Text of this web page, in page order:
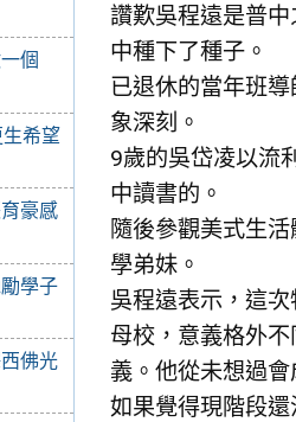
個
希望
豪感
學子
佛光
讚歎吳程遠是普
中種下了種子。
已退休的當年班
象深刻。
9歲的吳岱凌以流
中讀書的。
隨後參觀美式生
學弟妹。
吳程遠表示，這
母校，意義格外
義。他從未想過
如果覺得現階段